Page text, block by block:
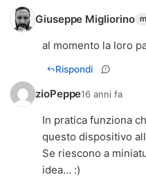
Giuseppe Migliorino
al momento la loro
Rispondi
zioPeppe16 anni fa
In pratica funziona
questo dispositivo
Se riescono a
idea... :)